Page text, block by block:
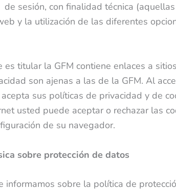
de sesión, con finalidad técnica
y la utilización de las diferentes
titular la GFM contiene enlaces a
son ajenas a las de la GFM. Al
sus políticas de privacidad y de
usted puede aceptar o rechazar las
de su navegador.
sobre protección de datos
informamos sobre la política de